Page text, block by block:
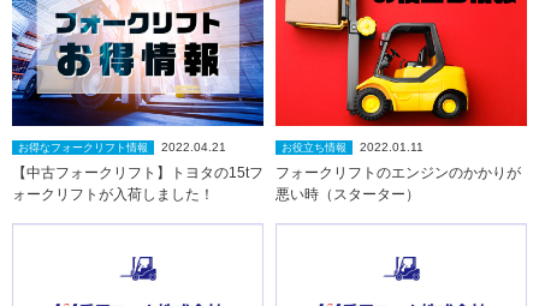
お得なフォークリフト情報 2022.04.21
【中古フォークリフト】トヨタの15tフ
ォークリフトが入荷しました！
お役立ち情報 2022.01.11
フォークリフトのエンジンのかかりが
悪い時（スターター）